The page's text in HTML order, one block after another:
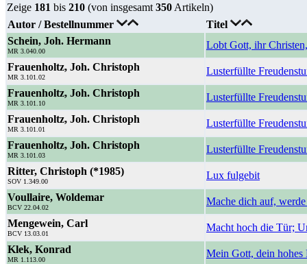
Zeige 181 bis 210 (von insgesamt 350 Artikeln)
Autor / Bestellnummer
Titel
Schein, Joh. Hermann
MR 3.040.00
Lobt Gott, ihr
Frauenholtz, Joh. Christoph
MR 3.101.02
Lusterfüllte
Frauenholtz, Joh. Christoph
MR 3.101.10
Lusterfüllte
Frauenholtz, Joh. Christoph
MR 3.101.01
Lusterfüllte
Frauenholtz, Joh. Christoph
MR 3.101.03
Lusterfüllte
Ritter, Christoph (*1985)
SOV 1.349.00
Lux fulgebit
Voullaire, Woldemar
BCV 22.04.02
Mache dich auf,
Mengewein, Carl
BCV 13.03.01
Macht hoch die Tür;
Klek, Konrad
MR 1.113.00
Mein Gott, dein hohes